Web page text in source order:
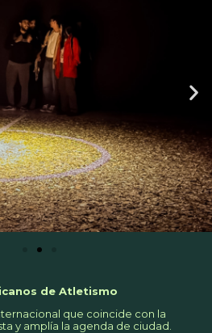
de Atletismo
que coincide con la
y amplía la agenda de ciudad.